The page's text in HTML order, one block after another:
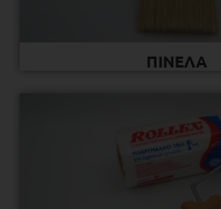
ΠΙΝΕΛΑ